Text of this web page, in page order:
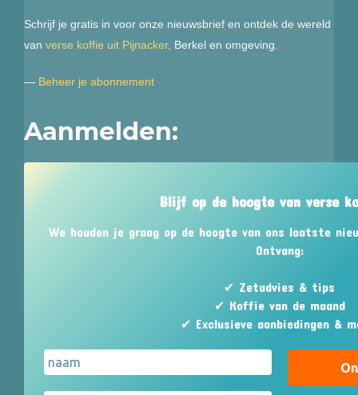
Schrijf je gratis in voor onze nieuwsbrief en ontdek de wereld
van verse koffie uit Pijnacker, Berkel en omgeving.
— Beheer je abonnement
Aanmelden:
Blijf op de hoogte van verse
We houden je graag op de hoogte van ons laatste
Ontvang:
✔ Zetadvies & tips
✔ Koffie van de maand
✔ Exclusieve aanbiedingen &